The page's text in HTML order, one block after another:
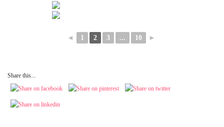
◄ 1 2 3 ... 10 ►
Share this...